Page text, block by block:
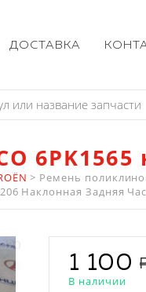
ДОСТАВКА
6PK1565
> Ремень
Наклонная Задняя
1 100
В наличии